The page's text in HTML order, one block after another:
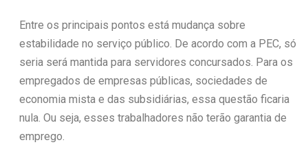
Entre os principais pontos está mudança sobre
estabilidade no serviço público. De acordo com a PEC, só
seria será mantida para servidores concursados. Para os
empregados de empresas públicas, sociedades de
economia mista e das subsidiárias, essa questão ficaria
nula. Ou seja, esses trabalhadores não terão garantia de
emprego.